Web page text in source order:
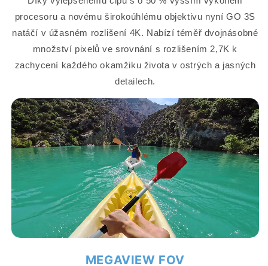
procesoru a novému širokoúhlému objektivu nyní GO 3S
natáčí v úžasném rozlišení 4K. Nabízí téměř dvojnásobné
množství pixelů ve srovnání s rozlišením 2,7K k
zachycení každého okamžiku života v ostrých a jasných
detailech.
MEGAVIEW FOV